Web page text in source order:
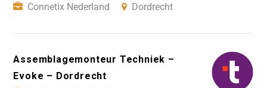
Connetix Nederland
Dordrecht
Assemblagemonteur Techniek –
Evoke – Dordrecht